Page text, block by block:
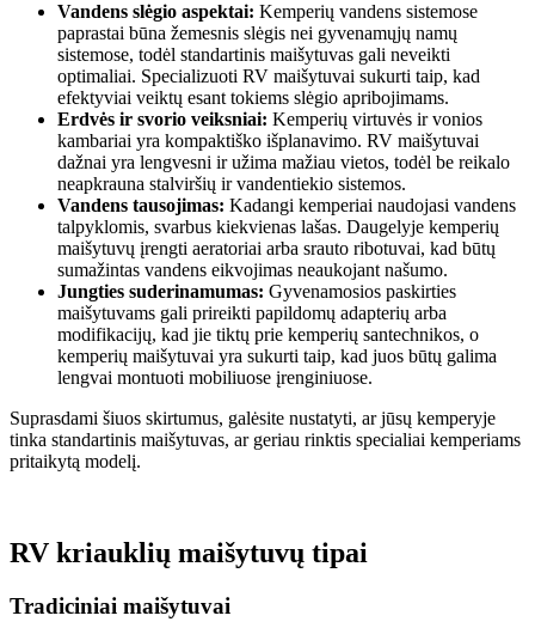
Vandens slėgio aspektai: Kemperių vandens sistemose
paprastai būna žemesnis slėgis nei gyvenamųjų namų
sistemose, todėl standartinis maišytuvas gali neveikti
optimaliai. Specializuoti RV maišytuvai sukurti taip, kad
efektyviai veiktų esant tokiems slėgio apribojimams.
Erdvės ir svorio veiksniai: Kemperių virtuvės ir vonios
kambariai yra kompaktiško išplanavimo. RV maišytuvai
dažnai yra lengvesni ir užima mažiau vietos, todėl be reikalo
neapkrauna stalviršių ir vandentiekio sistemos.
Vandens tausojimas: Kadangi kemperiai naudojasi vandens
talpyklomis, svarbus kiekvienas lašas. Daugelyje kemperių
maišytuvų įrengti aeratoriai arba srauto ribotuvai, kad būtų
sumažintas vandens eikvojimas neaukojant našumo.
Jungties suderinamumas: Gyvenamosios paskirties
maišytuvams gali prireikti papildomų adapterių arba
modifikacijų, kad jie tiktų prie kemperių santechnikos, o
kemperių maišytuvai yra sukurti taip, kad juos būtų galima
lengvai montuoti mobiliuose įrenginiuose.
Suprasdami šiuos skirtumus, galėsite nustatyti, ar jūsų kemperyje
tinka standartinis maišytuvas, ar geriau rinktis specialiai kemperiams
pritaikytą modelį.
RV kriauklių maišytuvų tipai
Tradiciniai maišytuvai